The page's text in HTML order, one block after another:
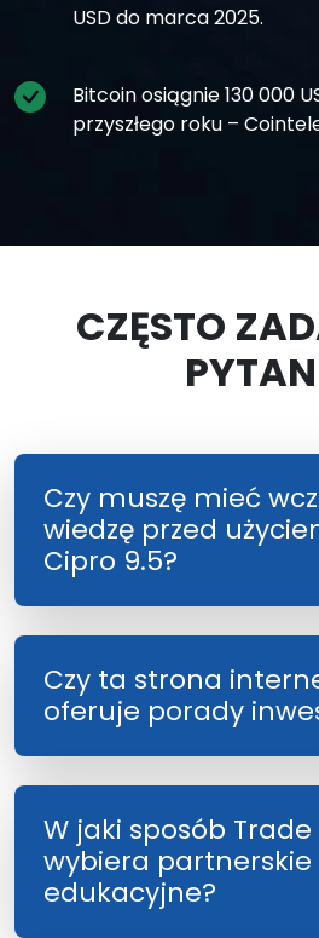
USD do marca 2025.
Bitcoin osiągnie 130 000
przyszłego roku –
CZĘSTO
Czy muszę mieć
wiedzę przed
Cipro 9.5?
Czy ta strona
oferuje porady
W jaki sposób
wybiera
edukacyjne?